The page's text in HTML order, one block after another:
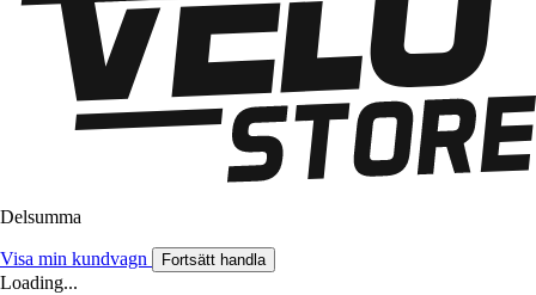
Delsumma
Visa min kundvagn Fortsätt handla
Loading...